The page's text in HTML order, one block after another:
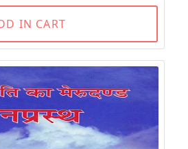
IN CART